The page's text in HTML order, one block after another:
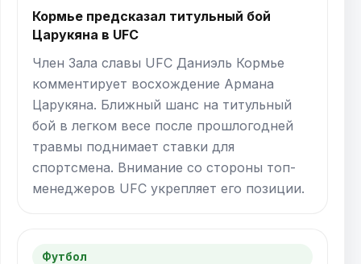
Кормье предсказал титульный бой
Царукяна в UFC
Член Зала славы UFC Даниэль Кормье
комментирует восхождение Армана
Царукяна. Ближный шанс на титульный
бой в легком весе после прошлогодней
травмы поднимает ставки для
спортсмена. Внимание со стороны топ-
менеджеров UFC укрепляет его позиции.
Футбол